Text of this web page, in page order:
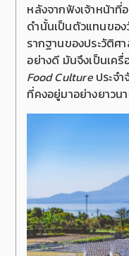
หลังจากฟังเจ้าหน้าที่
ดำนั้นเป็นตัวแทนขอ
รากฐานของประวัติศ
อย่างดี มันจึงเป็นเค
Food Cultureประจ
ที่คงอยู่มาอย่างยาวน